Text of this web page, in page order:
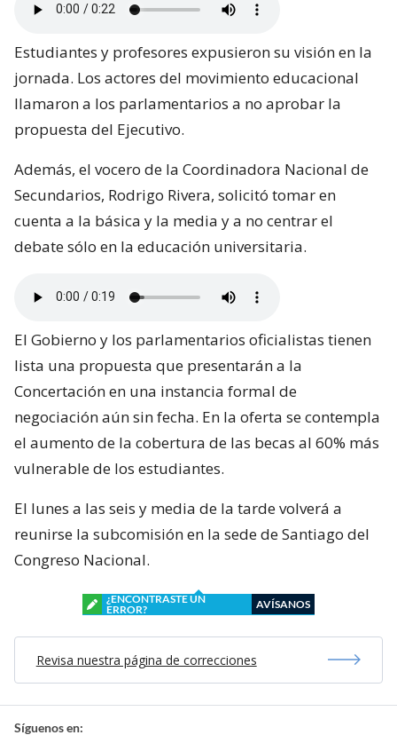
Estudiantes y profesores expusieron su visión en la
jornada. Los actores del movimiento educacional
llamaron a los parlamentarios a no aprobar la
propuesta del Ejecutivo.
Además, el vocero de la Coordinadora Nacional de
Secundarios, Rodrigo Rivera, solicitó tomar en
cuenta a la básica y la media y a no centrar el
debate sólo en la educación universitaria.
El Gobierno y los parlamentarios oficialistas tienen
lista una propuesta que presentarán a la
Concertación en una instancia formal de
negociación aún sin fecha. En la oferta se contempla
el aumento de la cobertura de las becas al 60% más
vulnerable de los estudiantes.
El lunes a las seis y media de la tarde volverá a
reunirse la subcomisión en la sede de Santiago del
Congreso Nacional.
¿ENCONTRASTE UN
ERROR?
AVÍSANOS
Revisa nuestra página de correcciones
Síguenos en: